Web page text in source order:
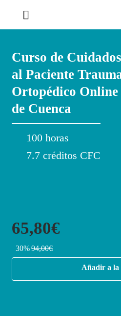
Curso de
al Paciente
Ortopédico
de Cuenca
100 horas
7.7 créditos CFC
65,80€
30%94,00€
Añadir a la